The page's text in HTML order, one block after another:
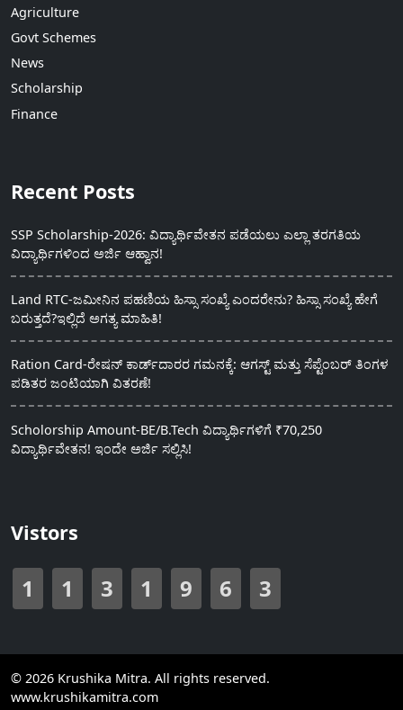
Agriculture
Govt Schemes
News
Scholarship
Finance
Recent Posts
SSP Scholarship-2026: ವಿದ್ಯಾರ್ಥಿವೇತನ ಪಡೆಯಲು ಎಲ್ಲಾ ತರಗತಿಯ
ವಿದ್ಯಾರ್ಥಿಗಳಿಂದ ಅರ್ಜಿ ಆಹ್ವಾನ!
Land RTC-ಜಮೀನಿನ ಪಹಣಿಯ ಹಿಸ್ಸಾ ಸಂಖ್ಯೆ ಎಂದರೇನು? ಹಿಸ್ಸಾ ಸಂಖ್ಯೆ ಹೇಗೆ
ಬರುತ್ತದೆ?ಇಲ್ಲಿದೆ ಅಗತ್ಯ ಮಾಹಿತಿ!
Ration Card-ರೇಷನ್ ಕಾರ್ಡ್‍ದಾರರ ಗಮನಕ್ಕೆ: ಆಗಸ್ಟ್ ಮತ್ತು ಸೆಪ್ಟೆಂಬರ್ ತಿಂಗಳ
ಪಡಿತರ ಜಂಟಿಯಾಗಿ ವಿತರಣೆ!
Scholorship Amount-BE/B.Tech ವಿದ್ಯಾರ್ಥಿಗಳಿಗೆ ₹70,250
ವಿದ್ಯಾರ್ಥಿವೇತನ! ಇಂದೇ ಅರ್ಜಿ ಸಲ್ಲಿಸಿ!
Vistors
1 1 3 1 9 6 3
© 2026 Krushika Mitra. All rights reserved.
www.krushikamitra.com